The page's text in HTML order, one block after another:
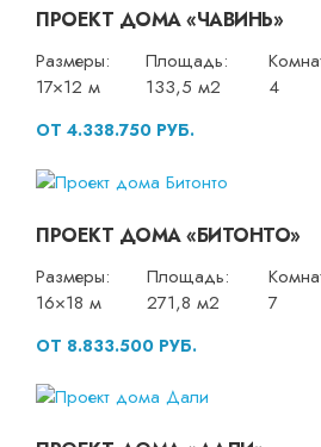
ПРОЕКТ ДОМА «ЧАВИНЬ»
Размеры:
17×12 м
Площадь:
133,5 м2
4
ОТ 4.338.750 РУБ.
ПРОЕКТ ДОМА «БИТОНТО»
Размеры:
16×18 м
Площадь:
271,8 м2
7
ОТ 8.833.500 РУБ.